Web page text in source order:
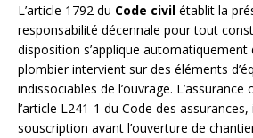
L’article 1792 du Code civil établit la
responsabilité décennale pour tout
disposition s’applique automatiquement
plombier intervient sur des éléments
indissociables de l’ouvrage.
l’article L241-1 du Code des
souscription avant l’ouverture de